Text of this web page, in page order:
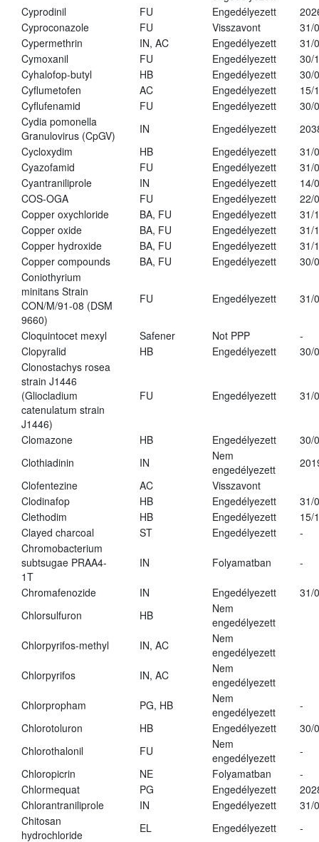
Cyprodinil
FU Engedélyezett
Cyproconazole
FU Visszavont
31/
Cypermethrin
IN, AC Engedélyezett
31/
Cymoxanil
FU Engedélyezett
30/
Cyhalofop-butyl
HB Engedélyezett
30/
Cyflumetofen
AC Engedélyezett
15/
Cyflufenamid
FU Engedélyezett
30/
Cydia pomonella
Granulovirus (CpGV)
IN Engedélyezett
Cycloxydim
HB Engedélyezett
31/
Cyazofamid
FU Engedélyezett
31/
Cyantraniliprole
IN Engedélyezett
14/
COS-OGA
FU Engedélyezett
22/
Copper oxychloride
BA, FU Engedélyezett
31/
Copper oxide
BA, FU Engedélyezett
31/
Copper hydroxide
BA, FU Engedélyezett
31/
Copper compounds
BA, FU Engedélyezett
30/
Coniothyrium
minitans Strain
CON/M/91-08 (DSM
9660)
FU Engedélyezett 31/
Cloquintocet mexyl Safener Not PPP
-
Clopyralid
HB Engedélyezett
30/
Clonostachys rosea
strain J1446
(Gliocladium
catenulatum strain
J1446)
FU Engedélyezett 31/
Clomazone HB Engedélyezett
30/
Clothiadinin
IN
Nem
engedélyezett
Clofentezine
AC
Visszavont
Clodinafop
HB Engedélyezett
31/
Clethodim
HB Engedélyezett
15/
Clayed charcoal
ST Engedélyezett
-
Chromobacterium
subtsugae PRAA4-
1T
IN Folyamatban -
Chromafenozide IN Engedélyezett
31/
Chlorsulfuron
HB
Nem
engedélyezett
Chlorpyrifos-methyl
IN, AC
Nem
engedélyezett
Chlorpyrifos
IN, AC
Nem
engedélyezett
Chlorpropham
PG, HB
Nem
engedélyezett
-
Chlorotoluron
HB Engedélyezett
30/
Chlorothalonil
FU
Nem
engedélyezett
-
Chloropicrin
NE Folyamatban
-
Chlormequat
PG Engedélyezett
Chlorantraniliprole
IN Engedélyezett
31/
Chitosan
hydrochloride
EL Engedélyezett -